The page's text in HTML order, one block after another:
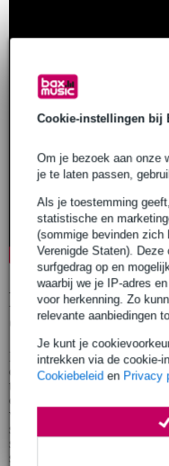
Cookie-instellingen bij
Om je bezoek aan onze
je te laten passen,
Als je toestemming
statistische en
(sommige bevinden zich
Verenigde Staten).
surfgedrag op en
waarbij we je IP-adres
voor herkenning. Zo
relevante aanbiedingen
Je kunt je
intrekken via de cookie-
Cookiebeleid en Privacy
Realistische
drummer
De vier dual‑layer mesh
dicht bij een akoestisch
technieken zoals rimshots
expressiviteit vergroot. De
voelen vertrouwd aan,
speelervaring krijgen. De
stille werking maakt de
spelers als gevorderden die